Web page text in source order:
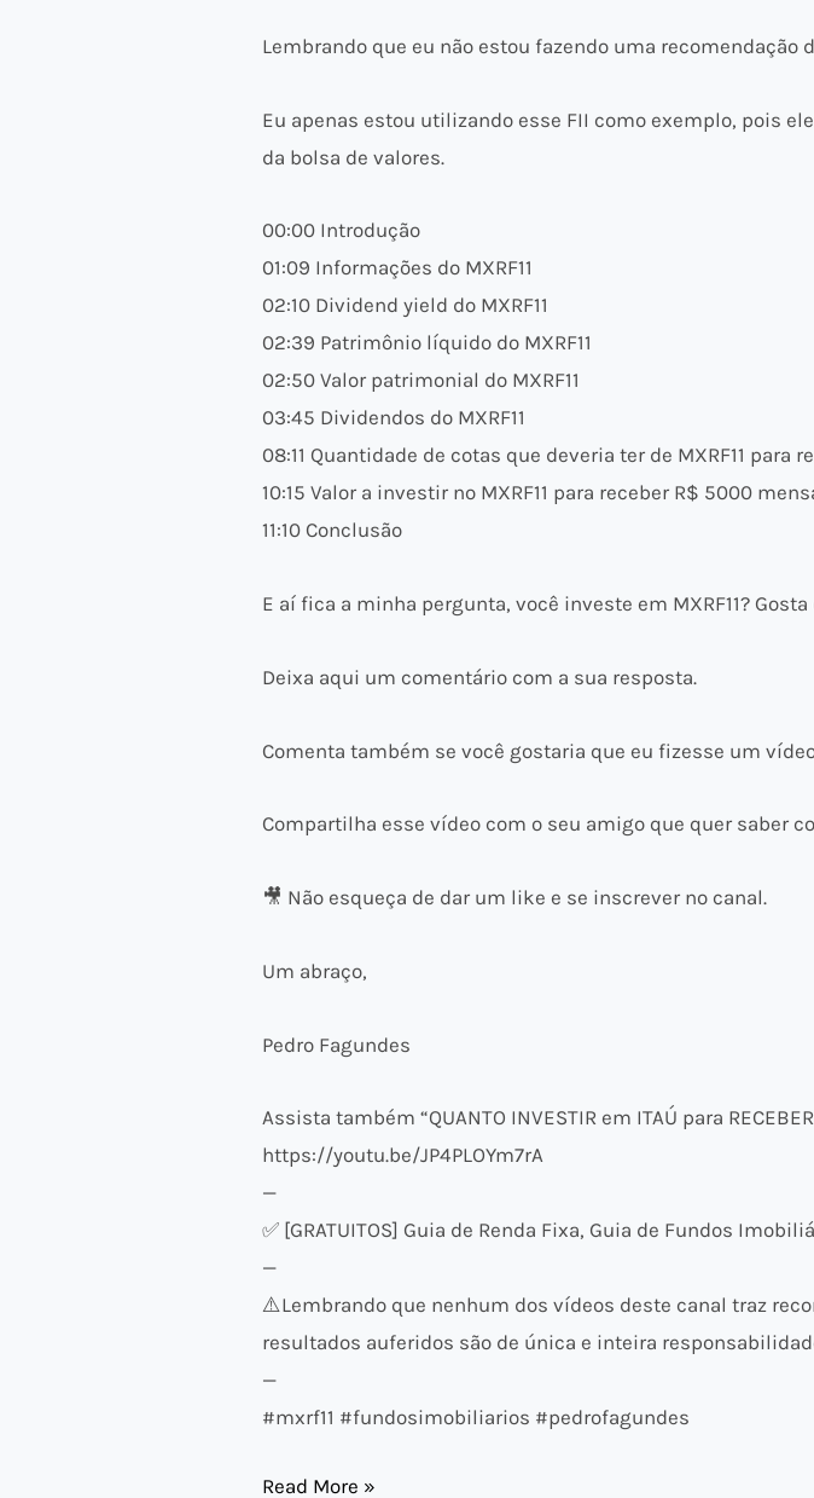
Lembrando que eu não estou fazendo uma
Eu apenas estou utilizando esse FII como exemplo, pois
da bolsa de valores.
00:00 Introdução
01:09 Informações do MXRF11
02:10 Dividend yield do MXRF11
02:39 Patrimônio líquido do MXRF11
02:50 Valor patrimonial do MXRF11
03:45 Dividendos do MXRF11
08:11 Quantidade de cotas que deveria ter de MXRF11
10:15 Valor a investir no MXRF11 para receber R$ 5000
11:10 Conclusão
E aí fica a minha pergunta, você investe em MXRF11?
Deixa aqui um comentário com a sua resposta.
Comenta também se você gostaria que eu fizesse um
Compartilha esse vídeo com o seu amigo que quer saber
🎥 Não esqueça de dar um like e se inscrever no canal.
Um abraço,
Pedro Fagundes
Assista também “QUANTO INVESTIR em ITAÚ para
https://youtu.be/JP4PLOYm7rA
—
✅ [GRATUITOS] Guia de Renda Fixa, Guia de Fundos
—
⚠️​Lembrando que nenhum dos vídeos deste canal traz
resultados auferidos são de única e inteira
—
#mxrf11 #fundosimobiliarios #pedrofagundes
Read More »